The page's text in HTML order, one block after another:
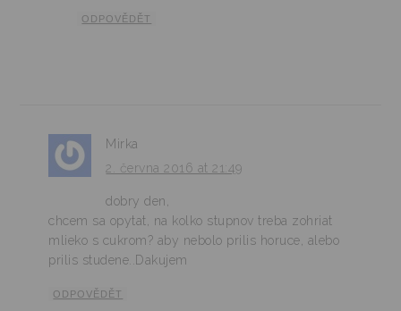
ODPOVĚDĚT
Mirka
2. června 2016 at 21:49
dobry den,
chcem sa opytat, na kolko stupnov treba zohriat
mlieko s cukrom? aby nebolo prilis horuce, alebo
prilis studene..Dakujem
ODPOVĚDĚT